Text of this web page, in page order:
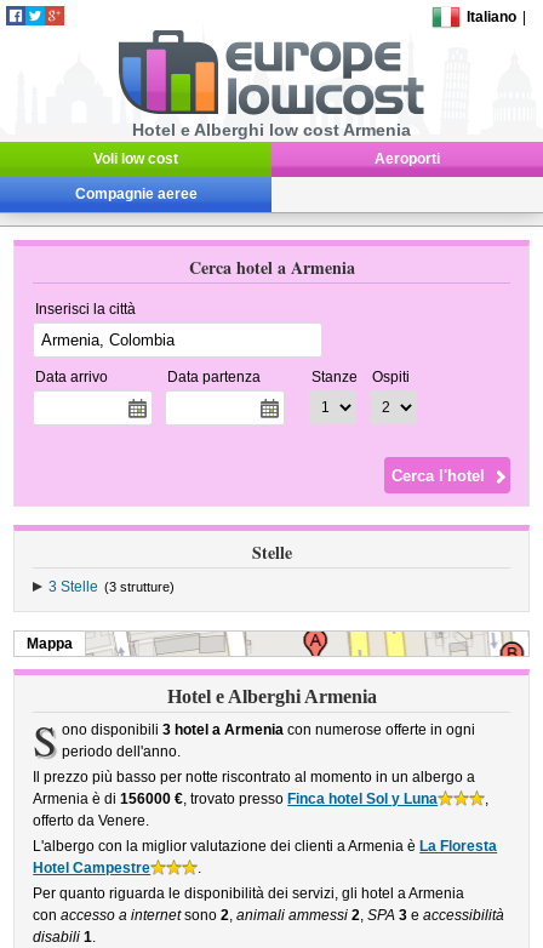
Italiano
Hotel e Alberghi low cost Armenia
Voli low cost Aeroporti
Compagnie aeree
Cerca hotel a Armenia
Inserisci la città
Data arrivo Data partenza Stanze Ospiti
Stelle
3 Stelle (3 strutture)
Mappa
Hotel e Alberghi Armenia
S ono disponibili 3 hotel a Armeniacon numerose offerte in ogni
periodo dell'anno.
Il prezzo più basso per notte riscontrato al momento in un albergo a
Armenia è di156000 €, trovato presso Finca hotel Sol y Luna
,
offerto da Venere.
L'albergo con la miglior valutazione dei clienti a Armenia è La Floresta
Hotel Campestre
.
Per quanto riguarda le disponibilità dei servizi, gli hotel a Armenia
conaccesso a internetsono2,animali ammessi 2,SPA 3 eaccessibilità
disabili 1.